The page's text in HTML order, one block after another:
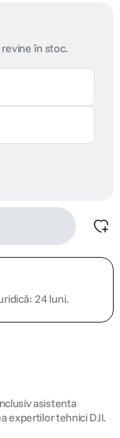
în stoc.
24 luni.
asistenta
expertilor tehnici DJI.